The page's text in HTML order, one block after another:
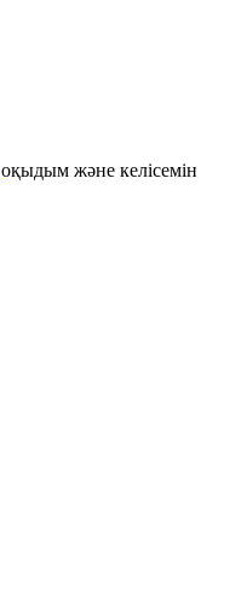
оқыдым және келісемін